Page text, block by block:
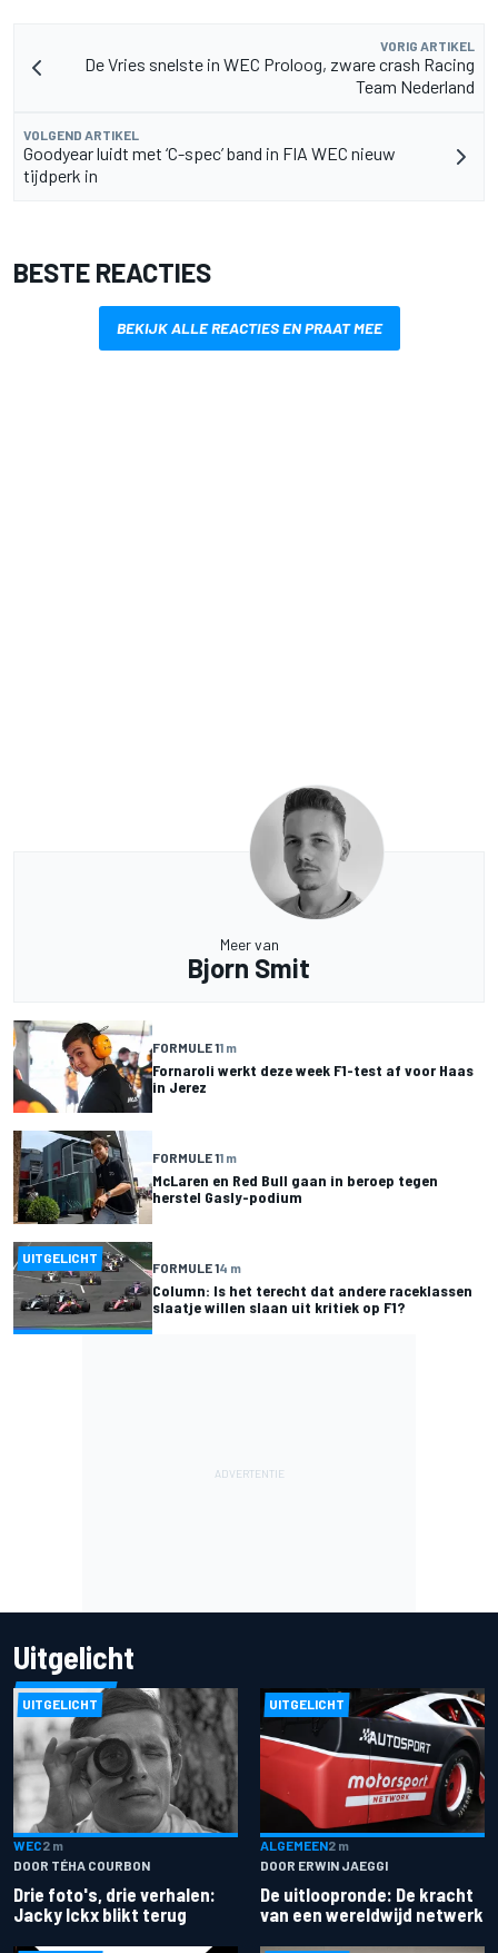
VORIG ARTIKEL
De Vries snelste in WEC Proloog, zware crash Racing
Team Nederland
VOLGEND ARTIKEL
Goodyear luidt met ‘C-spec’ band in FIA WEC nieuw
tijdperk in
BESTE REACTIES
BEKIJK ALLE REACTIES EN PRAAT MEE
Meer van
Bjorn Smit
FORMULE 11 m
Fornaroli werkt deze week F1-test af voor Haas
in Jerez
FORMULE 11 m
McLaren en Red Bull gaan in beroep tegen
herstel Gasly-podium
UITGELICHT
FORMULE 14 m
Column: Is het terecht dat andere raceklassen
slaatje willen slaan uit kritiek op F1?
Uitgelicht
UITGELICHT
WEC2 m
DOOR TÉHA COURBON
Drie foto's, drie verhalen:
Jacky Ickx blikt terug
UITGELICHT
ALGEMEEN2 m
DOOR ERWIN JAEGGI
De uitloopronde: De kracht
van een wereldwijd netwerk